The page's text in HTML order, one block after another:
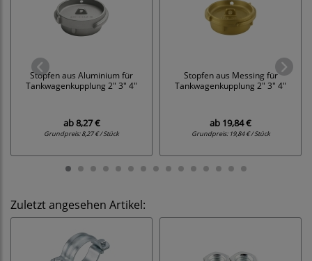
Stopfen aus Aluminium für
Tankwagenkupplung 2" 3" 4"
ab8,27 €
Grundpreis:8,27 € / Stück
Stopfen aus Messing für
Tankwagenkupplung 2" 3" 4"
ab 19,84 €
Grundpreis: 19,84 € / Stück
Zuletzt angesehen Artikel: